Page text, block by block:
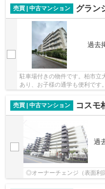
売買 | 中古マンション
グラン
過去
駐車場付きの物件です。柏市立
あり、お子様の通学も便利です
売買 | 中古マンション
コスモ
過
◎オーナーチェンジ（表面利